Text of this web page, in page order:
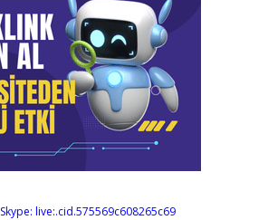
Skype: live:.cid.575569c608265c69